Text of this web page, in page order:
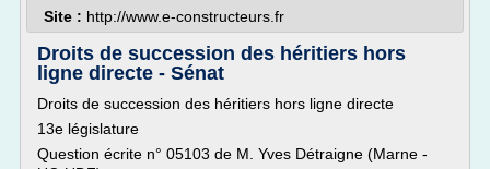
Site : http://www.e-constructeurs.fr
Droits de succession des héritiers hors
ligne directe - Sénat
Droits de succession des héritiers hors ligne directe
13e législature
Question écrite n° 05103 de M. Yves Détraigne (Marne -